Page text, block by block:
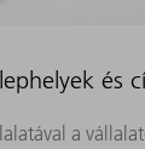
és
a